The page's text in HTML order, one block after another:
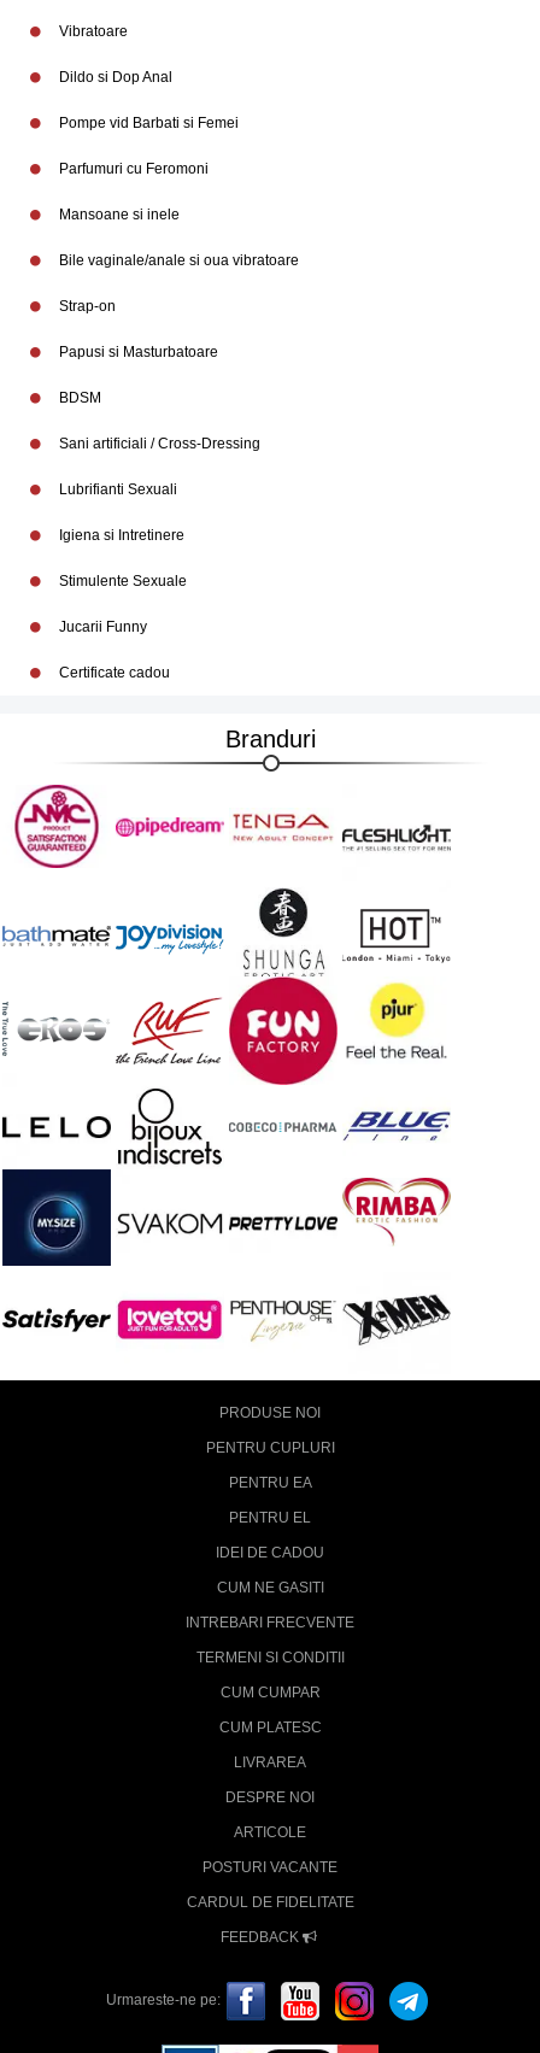
Vibratoare
Dildo si Dop Anal
Pompe vid Barbati si Femei
Parfumuri cu Feromoni
Mansoane si inele
Bile vaginale/anale si oua vibratoare
Strap-on
Papusi si Masturbatoare
BDSM
Sani artificiali / Cross-Dressing
Lubrifianti Sexuali
Igiena si Intretinere
Stimulente Sexuale
Jucarii Funny
Certificate cadou
Branduri
PRODUSE NOI
PENTRU CUPLURI
PENTRU EA
PENTRU EL
IDEI DE CADOU
CUM NE GASITI
INTREBARI FRECVENTE
TERMENI SI CONDITII
CUM CUMPAR
CUM PLATESC
LIVRAREA
DESPRE NOI
ARTICOLE
POSTURI VACANTE
CARDUL DE FIDELITATE
FEEDBACK
Urmareste-ne pe: